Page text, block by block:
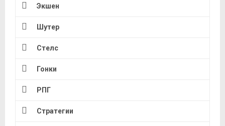
Экшен
Шутер
Стелс
Гонки
РПГ
Стратегии